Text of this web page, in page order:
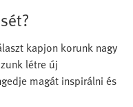
kapjon korunk nagy
létre új
magát inspirálni és